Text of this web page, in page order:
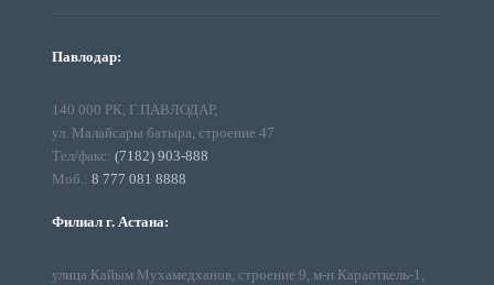
Павлодар:
140 000 РК, Г.ПАВЛОДАР,
ул. Малайсары батыра, строение 47
Тел/факс: (7182) 903-888
Моб.: 8 777 081 8888
Филиал г. Астана:
улица Кайым Мухамедханов, строение 9, м-н Караоткель-1,